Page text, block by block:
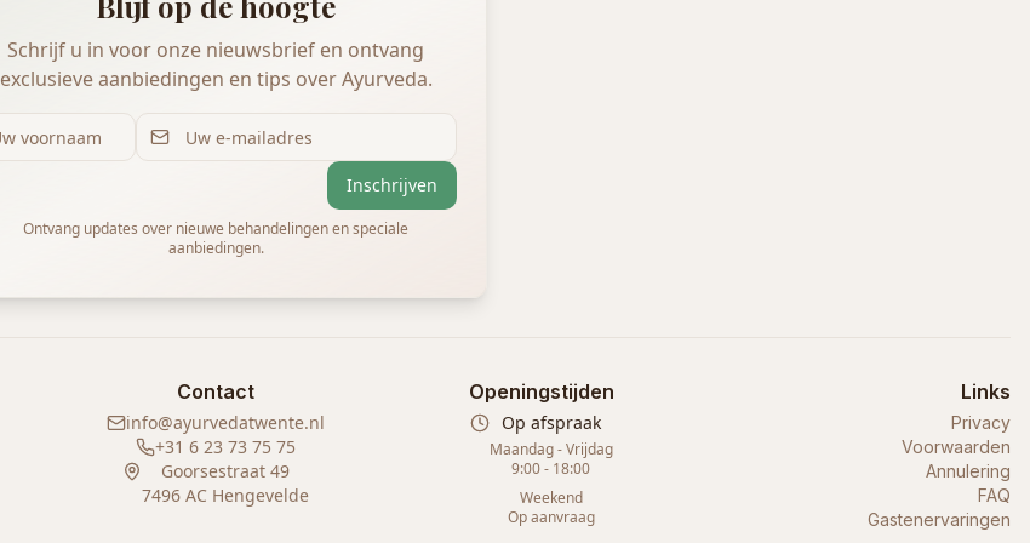
Schrijf u in voor onze nieuwsbrief en ontvang
exclusieve aanbiedingen en tips over Ayurveda.
Inschrijven
Ontvang updates over nieuwe behandelingen en speciale
aanbiedingen.
Contact
info@ayurvedatwente.nl
+31 6 23 73 75 75
Goorsestraat 49
7496 AC Hengevelde
Openingstijden
Op afspraak
Maandag - Vrijdag
9:00 - 18:00
Weekend
Op aanvraag
Links
Privacy
Voorwaarden
Annulering
FAQ
Gastenervaringen